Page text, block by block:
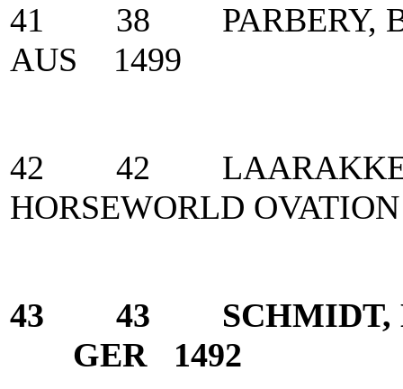
41 38 PARBERY,
AUS 1499
42 42
HORSEWORLD
43 43 SCHMIDT,
GER 1492